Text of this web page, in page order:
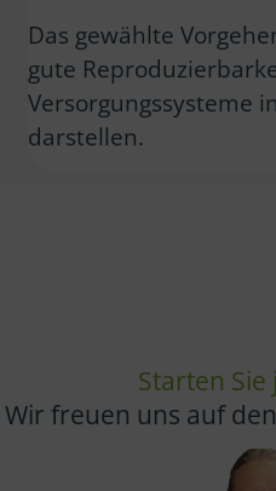
Das gewählte
gute
Versorgungssysteme
darstellen.
Starten
Wir freuen uns auf